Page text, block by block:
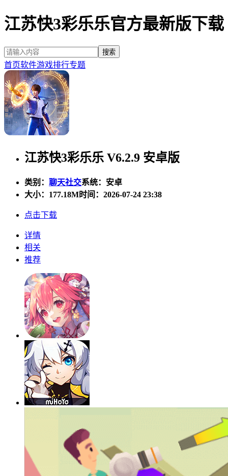
江苏快3彩乐乐官方最新版下载
首页软件游戏排行专题
江苏快3彩乐乐 V6.2.9 安卓版
类别： 聊天社交系统：安卓
大小： 177.18M时间：2026-07-24 23:38
点击下载
详情
相关
推荐